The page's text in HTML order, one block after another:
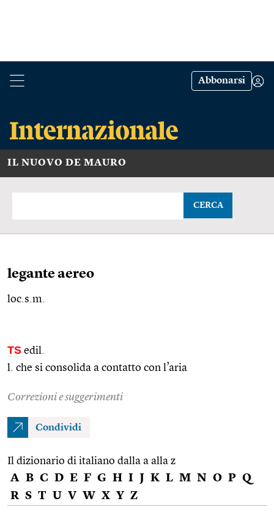
Abbonarsi
IL NUOVO DE MAURO
CERCA
legante aereo
loc.s.m.
TS edil.
l. che si consolida a contatto con l’aria
Correzioni e suggerimenti
Condividi
Il dizionario di italiano dalla a alla z
A B C D E F G H I J K L M N O P Q
R S T U V W X Y Z